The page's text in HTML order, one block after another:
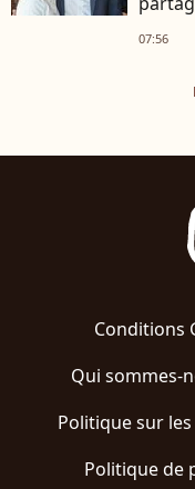
07:56
Conditions
Qui sommes-
Politique sur
Politique de